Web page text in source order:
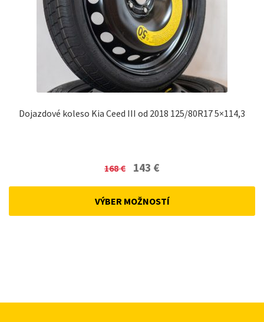
Dojazdové koleso Kia Ceed III od 2018 125/80R17 5×114,3
168€
Original
was:
143 €Current
VÝBER MOŽNOSTÍ